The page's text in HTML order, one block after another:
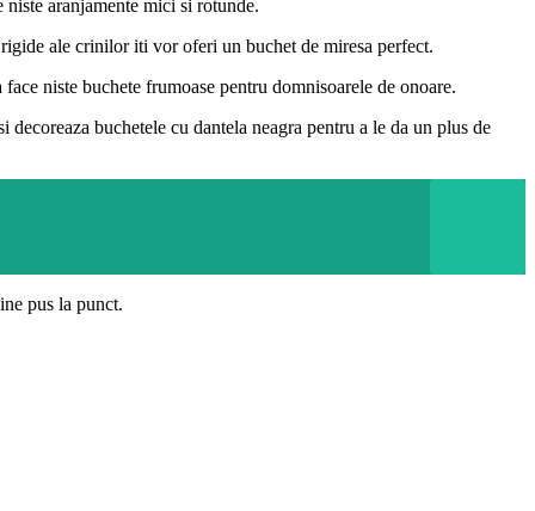
aranjamente mici si rotunde.
ale crinilor iti vor oferi un buchet de miresa perfect.
niste buchete frumoase pentru domnisoarele de onoare.
buchetele cu dantela neagra pentru a le da un plus de
pus la punct.